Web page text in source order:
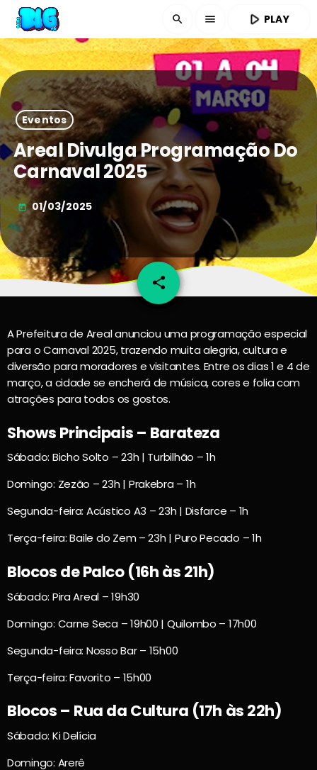
search menu play_arrow PLAY
Eventos
Areal Divulga Programação Do
Carnaval 2025
today 01/03/2025
share
email
A Prefeitura de Areal anunciou uma programação especial
para o Carnaval 2025, trazendo muita alegria, cultura e
diversão para moradores e visitantes. Entre os dias 1 e 4 de
março, a cidade se encherá de música, cores e folia com
atrações para todos os gostos.
Shows Principais – Barateza
Sábado: Bicho Solto – 23h | Turbilhão – 1h
Domingo: Zezão – 23h | Prakebra – 1h
Segunda-feira: Acústico A3 – 23h | Disfarce – 1h
Terça-feira: Baile do Zem – 23h | Puro Pecado – 1h
Blocos de Palco (16h às 21h)
Sábado: Pira Areal – 19h30
Domingo: Carne Seca – 19h00 | Quilombo – 17h00
Segunda-feira: Nosso Bar – 15h00
Terça-feira: Favorito – 15h00
Blocos – Rua da Cultura (17h às 22h)
Sábado: Ki Delícia
Domingo: Arerê